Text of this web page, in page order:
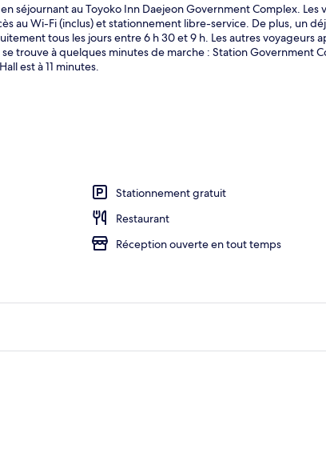
séjournant au Toyoko Inn Daejeon Government Complex. Les
au Wi-Fi (inclus) et stationnement libre-service. De plus, un
tous les jours entre 6 h 30 et 9 h. Les autres voyageurs
trouve à quelques minutes de marche : Station Government
est à 11 minutes.
Stationnement gratuit
Restaurant
Réception ouverte en tout temps